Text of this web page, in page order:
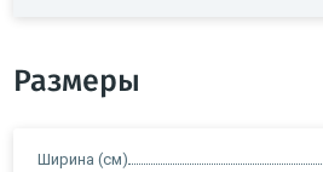
Размеры
Ширина (см)